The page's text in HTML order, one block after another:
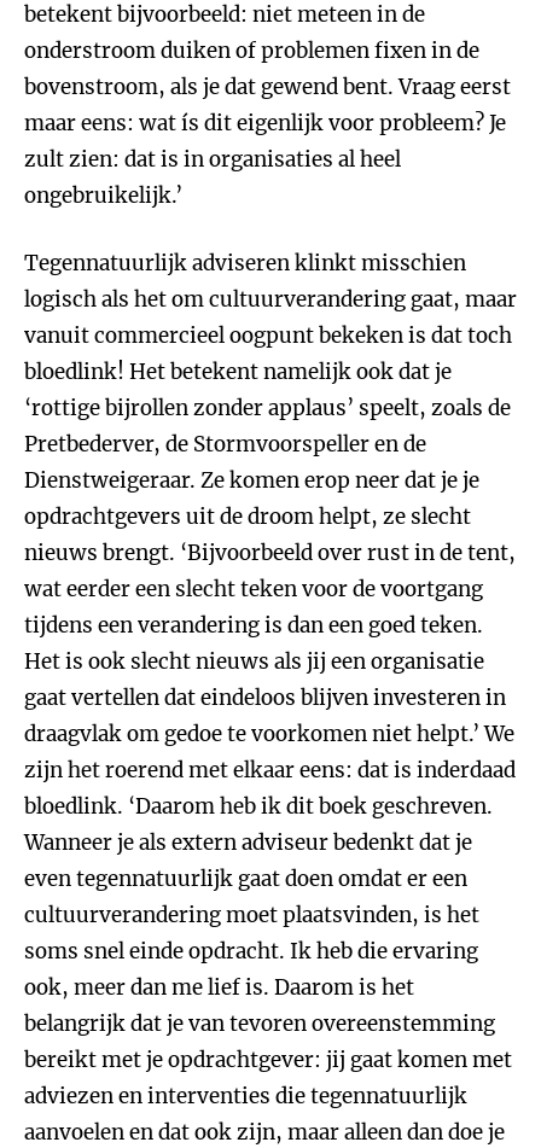
betekent bijvoorbeeld: niet meteen in de
onderstroom duiken of problemen fixen in de
bovenstroom, als je dat gewend bent. Vraag eerst
maar eens: wat ís dit eigenlijk voor probleem? Je
zult zien: dat is in organisaties al heel
ongebruikelijk.’
Tegennatuurlijk adviseren klinkt misschien
logisch als het om cultuurverandering gaat, maar
vanuit commercieel oogpunt bekeken is dat toch
bloedlink! Het betekent namelijk ook dat je
‘rottige bijrollen zonder applaus’ speelt, zoals de
Pretbederver, de Stormvoorspeller en de
Dienstweigeraar. Ze komen erop neer dat je je
opdrachtgevers uit de droom helpt, ze slecht
nieuws brengt. ‘Bijvoorbeeld over rust in de tent,
wat eerder een slecht teken voor de voortgang
tijdens een verandering is dan een goed teken.
Het is ook slecht nieuws als jij een organisatie
gaat vertellen dat eindeloos blijven investeren in
draagvlak om gedoe te voorkomen niet helpt.’ We
zijn het roerend met elkaar eens: dat is inderdaad
bloedlink. ‘Daarom heb ik dit boek geschreven.
Wanneer je als extern adviseur bedenkt dat je
even tegennatuurlijk gaat doen omdat er een
cultuurverandering moet plaatsvinden, is het
soms snel einde opdracht. Ik heb die ervaring
ook, meer dan me lief is. Daarom is het
belangrijk dat je van tevoren overeenstemming
bereikt met je opdrachtgever: jij gaat komen met
adviezen en interventies die tegennatuurlijk
aanvoelen en dat ook zijn, maar alleen dan doe je